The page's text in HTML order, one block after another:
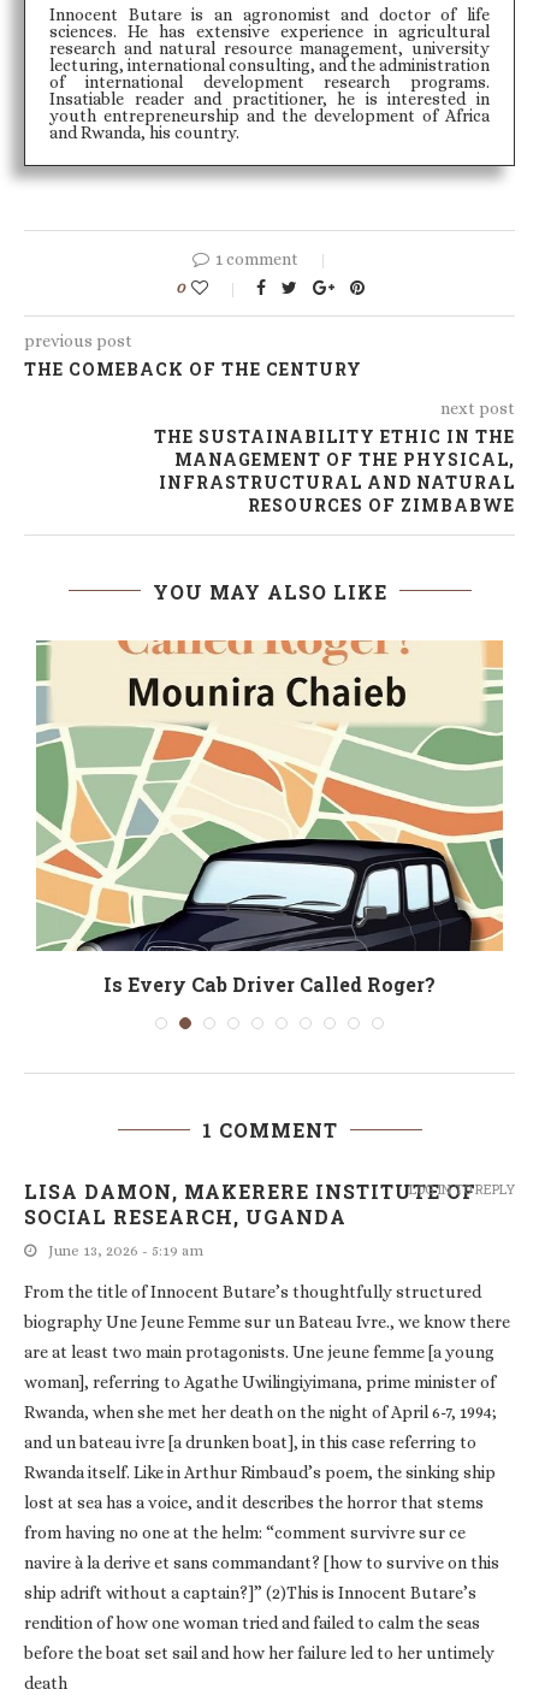
Innocent Butare is an agronomist and doctor of life
sciences. He has extensive experience in agricultural
research and natural resource management, university
lecturing, international consulting, and the administration
of international development research programs.
Insatiable reader and practitioner, he is interested in
youth entrepreneurship and the development of Africa
and Rwanda, his country.
1 comment
0
previous post
THE COMEBACK OF THE CENTURY
next post
THE SUSTAINABILITY ETHIC IN THE
MANAGEMENT OF THE PHYSICAL,
INFRASTRUCTURAL AND NATURAL
RESOURCES OF ZIMBABWE
YOU MAY ALSO LIKE
Is Every Cab Driver Called Roger?
1 COMMENT
LISA DAMON, MAKERERE INSTITUTE OF
SOCIAL RESEARCH, UGANDA
June 13, 2026 - 5:19 am
From the title of Innocent Butare’s thoughtfully structured
biography Une Jeune Femme sur un Bateau Ivre., we know there
are at least two main protagonists. Une jeune femme [a young
woman], referring to Agathe Uwilingiyimana, prime minister of
Rwanda, when she met her death on the night of April 6-7, 1994;
and un bateau ivre [a drunken boat], in this case referring to
Rwanda itself. Like in Arthur Rimbaud’s poem, the sinking ship
lost at sea has a voice, and it describes the horror that stems
from having no one at the helm: “comment survivre sur ce
navire à la derive et sans commandant? [how to survive on this
ship adrift without a captain?]” (2)This is Innocent Butare’s
rendition of how one woman tried and failed to calm the seas
before the boat set sail and how her failure led to her untimely
death
LOG IN TO REPLY